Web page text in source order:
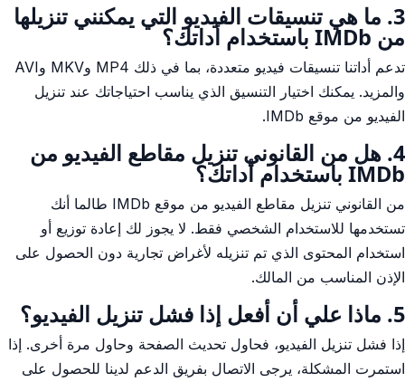
3. ما هي تنسيقات الفيديو التي يمكنني تنزيلها
من IMDb باستخدام أداتك؟
تدعم أداتنا تنسيقات فيديو متعددة، بما في ذلك MP4 وMKV وAVI
والمزيد. يمكنك اختيار التنسيق الذي يناسب احتياجاتك عند تنزيل
الفيديو من موقع IMDb.
4. هل من القانوني تنزيل مقاطع الفيديو من
IMDb باستخدام أداتك؟
من القانوني تنزيل مقاطع الفيديو من موقع IMDb طالما أنك
تستخدمها للاستخدام الشخصي فقط. لا يجوز لك إعادة توزيع أو
استخدام المحتوى الذي تم تنزيله لأغراض تجارية دون الحصول على
الإذن المناسب من المالك.
5. ماذا علي أن أفعل إذا فشل تنزيل الفيديو؟
إذا فشل تنزيل الفيديو، فحاول تحديث الصفحة وحاول مرة أخرى. إذا
استمرت المشكلة، يرجى الاتصال بفريق الدعم لدينا للحصول على